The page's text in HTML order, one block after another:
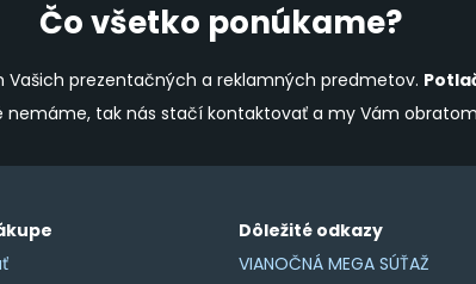
Čo všetko ponúkame?
Vašich prezentačných a reklamných predmetov.
nemáme, tak nás stačí kontaktovať a my Vám
Dôležité odkazy
VIANOČNÁ MEGA SÚŤAŽ